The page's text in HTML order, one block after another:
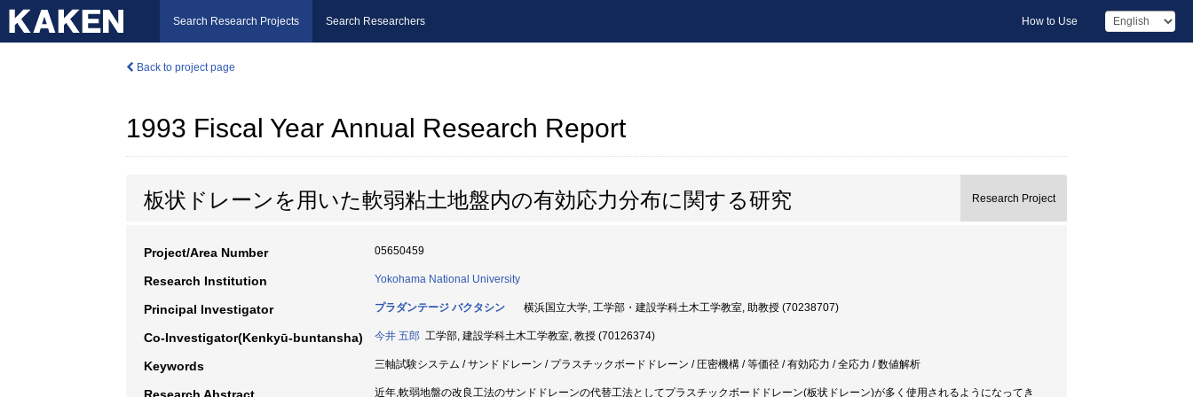
Search Research Projects Search Researchers How to Use
Back to project page
1993 Fiscal Year Annual Research Report
板状ドレーンを用いた軟弱粘土地盤内の有効応力分布に関する研究 Research Project
Project/Area Number 05650459
Research Institution Yokohama National University
Principal Investigator プラダンテージ バクタシン 横浜国立大学, 工学部・建設学科土木工学教室, 助教授 (70238707)
Co-Investigator(Kenkyū-buntansha) 今井 五郎 工学部, 建設学科土木工学教室, 教授 (70126374)
Keywords 三軸試験システム / サンドドレーン / プラスチックボードドレーン / 圧密機構 / 等価径 / 有効応力 / 全応力 / 数値解析
近年,軟弱地盤の改良工法のサンドドレーンの代替工法としてプラスチックボードドレーン(板状ドレーン)が多く使用されるようになってき